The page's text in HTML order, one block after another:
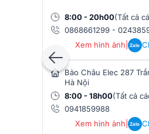
Cục đẩy công suất
sinh nhiệt, tiết kiệm
Hệ thống bảo vệ toàn
toàn ngay cả khi hoạt
lượng âm thanh ổn định
=> Xem chi tiết:
Bàn mixer Alto Live 802
8:00 - 20h00(Tất cả
0868661299 -
Xem hình ảnh
Zalo
Bảo Châu Elec 287
Hà Nội
8:00 - 18h00(Tất cả
0941859988
Xem hình ảnh
Zalo